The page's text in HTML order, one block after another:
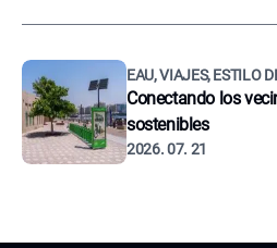
EAU, VIAJES, ESTILO
Conectando los
sostenibles
2026. 07. 21